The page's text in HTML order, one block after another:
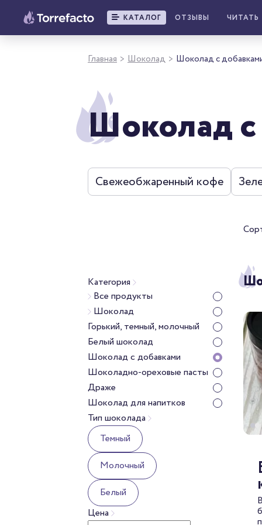
КАТАЛОГ ОТЗЫВЫ ЧИТАТЬ
Главная > Шоколад > Шоколад с
Шоколад
Свежеобжаренный кофе
Категория
Все продукты
Шоколад
Горький, темный, молочный
Белый шоколад
Шоколад с добавками
Шоколадно-ореховые пасты
Драже
Шоколад для напитков
Тип шоколада
Темный
Молочный
Белый
Цена